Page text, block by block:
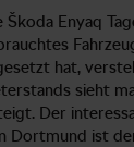
Enyaq
hat,
sieht
Der
Dortmund ist